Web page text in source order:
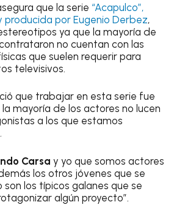
que la serie “Acapulco”,
por Eugenio Derbez,
ya que la mayoría de
no cuentan con las
que suelen requerir para
televisivos.
que trabajar en esta serie fue
la mayoría de los actores no lucen
a los que estamos
Carsay yo que somos actores
los otros jóvenes que se
son los típicos galanes que se
algún proyecto”.